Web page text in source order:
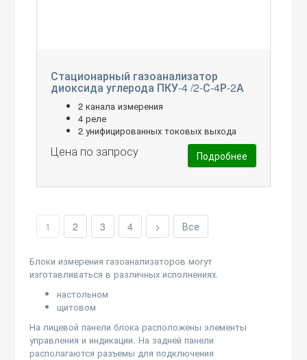
Стационарный газоанализатор
диоксида углерода ПКУ-4 /2-С-4Р-2А
2 канала измерения
4 реле
2 унифицированных токовых выхода
Цена по запросу Подробнее
1 2 3 4 > Все
Блоки измерения газоанализаторов могут
изготавливаться в различных исполнениях.
настольном
щитовом
На лицевой панели блока расположены элементы
управления и индикации. На задней панели
располагаются разъемы для подключения